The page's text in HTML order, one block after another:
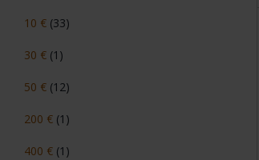
10 € (33)
30 € (1)
50 € (12)
200 € (1)
400 € (1)